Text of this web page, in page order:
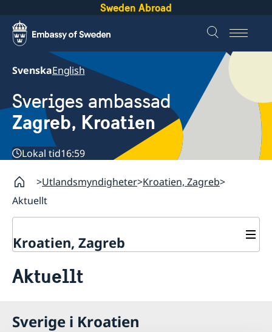
Sweden Abroad
SvenskaEnglish
Sveriges ambassad
Zagreb, Kroatien
Lokal tid16:59
Utlandsmyndigheter Kroatien, Zagreb
Aktuellt
Kroatien, Zagreb
Aktuellt
Aktuellt
Sverige i Kroatien